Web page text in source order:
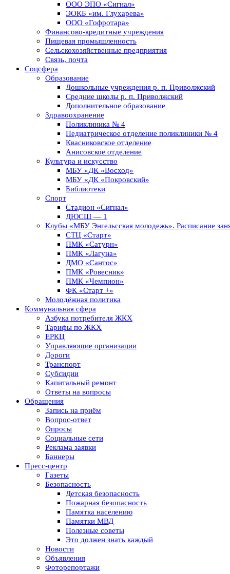
ООО ЭПО «Сигнал»
ЭОКБ «им. Глухарева»
ООО «Гофротара»
Финансово-кредитные учреждения
Пищевая промышленность
Сельскохозяйственные предприятия
Связь, почта
Соцсфера
Образование
Дошкольные учреждения р. п. Приволжский
Средние школы р. п. Приволжский
Дополнительное образование
Здравоохранение
Поликлиника № 4
Педиатрическое отделение поликлиники № 4
Квасниковское отделение
Анисовское отделение
Культура и искусство
МБУ «ДК «Восход»
МБУ «ДК «Покровский»
Библиотеки
Спорт
Стадион «Сигнал»
ДЮСШ — 1
Клубы «МБУ Энгельсская молодежь». Расписание
СТЦ «Старт»
ПМК «Сатурн»
ПМК «Лагуна»
ДМО «Сантос»
ПМК «Ровесник»
ПМК «Чемпион»
ФК «Старт +»
Молодёжная политика
Коммунальная сфера
Азбука потребителя ЖКХ
Тарифы по ЖКХ
ЕРКЦ
Управляющие организации
Дороги
Транспорт
Субсидии
Капитальный ремонт
Ответы на вопросы
Обращения
Запись на приём
Вопрос-ответ
Опросы
Социальные сети
Реклама заявки
Баннеры
Пресс-центр
Газеты
Безопасность
Детская безопасность
Пожарная безопасность
Памятка населению
Памятки МВД
Полезные советы
Это должен знать каждый
Новости
Объявления
Фоторепортажи